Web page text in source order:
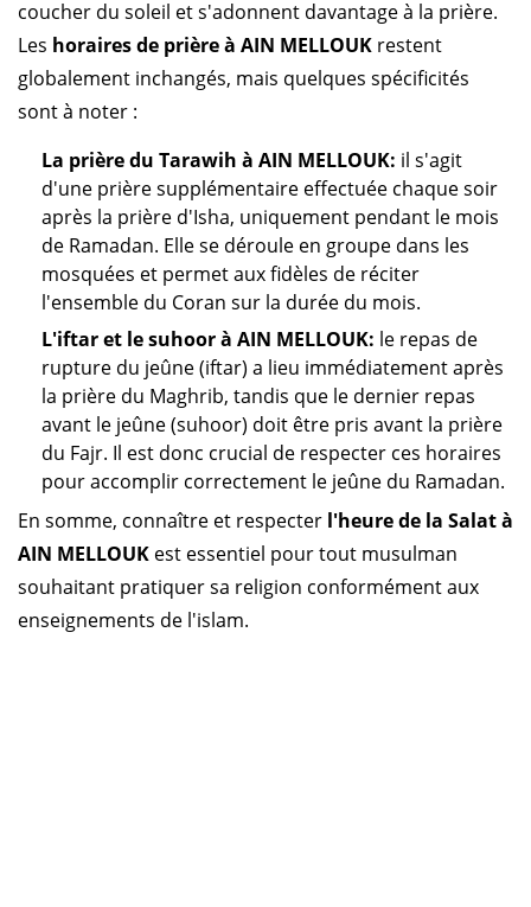
coucher du soleil et s'adonnent davantage à la prière.
Les horaires de prière à AIN MELLOUK restent
globalement inchangés, mais quelques spécificités
sont à noter :
La prière du Tarawih à AIN MELLOUK: il s'agit
d'une prière supplémentaire effectuée chaque soir
après la prière d'Isha, uniquement pendant le mois
de Ramadan. Elle se déroule en groupe dans les
mosquées et permet aux fidèles de réciter
l'ensemble du Coran sur la durée du mois.
L'iftar et le suhoor à AIN MELLOUK: le repas de
rupture du jeûne (iftar) a lieu immédiatement après
la prière du Maghrib, tandis que le dernier repas
avant le jeûne (suhoor) doit être pris avant la prière
du Fajr. Il est donc crucial de respecter ces horaires
pour accomplir correctement le jeûne du Ramadan.
En somme, connaître et respecter l'heure de la Salat à
AIN MELLOUK est essentiel pour tout musulman
souhaitant pratiquer sa religion conformément aux
enseignements de l'islam.